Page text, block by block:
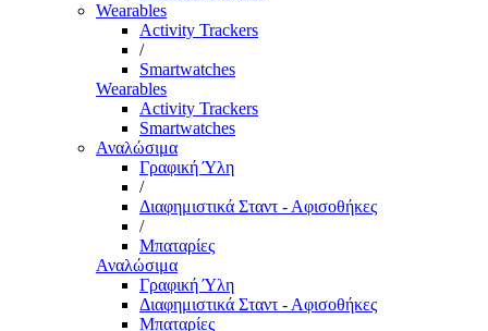
Wearables
Activity Trackers
/
Smartwatches
Wearables
Activity Trackers
Smartwatches
Αναλώσιμα
Γραφική Ύλη
/
Διαφημιστικά Σταντ - Αφισοθήκες
/
Μπαταρίες
Αναλώσιμα
Γραφική Ύλη
Διαφημιστικά Σταντ - Αφισοθήκες
Μπαταρίες